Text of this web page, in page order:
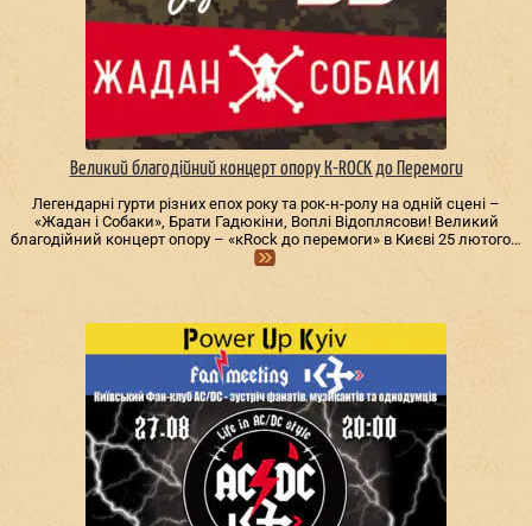
Великий благодійний концерт опору К-ROCK до Перемоги
Легендарні гурти різних епох року та рок-н-ролу на одній сцені –
«Жадан і Собаки», Брати Гадюкіни, Воплі Відоплясови! Великий
благодійний концерт опору – «кRock до перемоги» в Києві 25 лютого…